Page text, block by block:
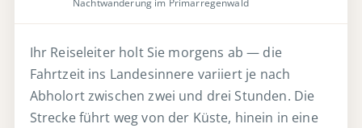
Ihr Reiseleiter holt Sie morgens ab — die
Fahrtzeit ins Landesinnere variiert je nach
Abholort zwischen zwei und drei Stunden. Die
Strecke führt weg von der Küste, hinein in eine